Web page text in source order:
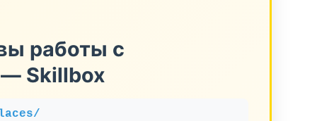
работы с
Skillbox